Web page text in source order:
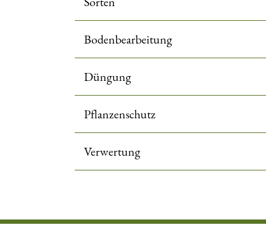
Bodenbearbeitung
Düngung
Pflanzenschutz
Verwertung